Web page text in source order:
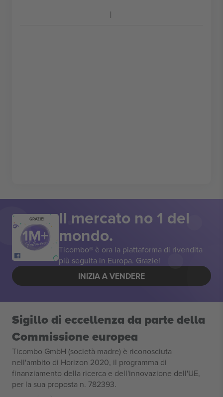
GRAZIE! Il mercato no 1 del
mondo.
Ticombo® è ora la piattaforma di rivendita
più seguita in Europa. Grazie!
INIZIA A VENDERE
Sigillo di eccellenza da parte della
Commissione europea
Ticombo GmbH (società madre) è riconosciuta
nell'ambito di Horizon 2020, il programma di
finanziamento della ricerca e dell'innovazione dell'UE,
per la sua proposta n. 782393.